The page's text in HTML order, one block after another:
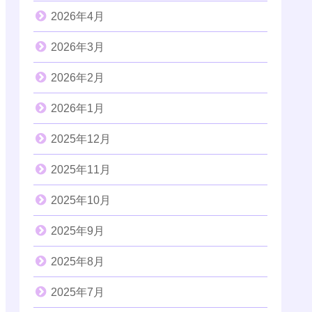
2026年4月
2026年3月
2026年2月
2026年1月
2025年12月
2025年11月
2025年10月
2025年9月
2025年8月
2025年7月